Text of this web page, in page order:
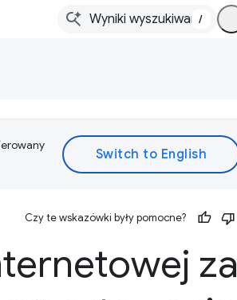
/
Czy te wskazówki były pomocne?
za